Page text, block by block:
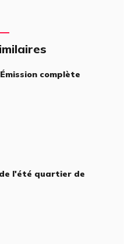
complète
l'été quartier de